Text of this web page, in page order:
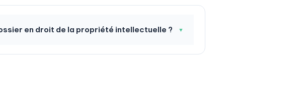
en droit de la propriété intellectuelle ? ▼